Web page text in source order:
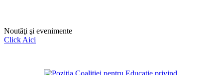
Noutăţi şi evenimente
Click Aici